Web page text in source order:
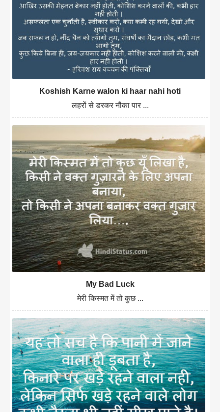
Koshish Karne walon ki haar nahi hoti
लहरों से डरकर नौका पार ...
My Bad Luck
मेरी किस्मत में तो कुछ ...